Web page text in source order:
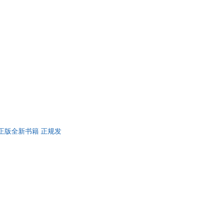
版全新书籍 正规发